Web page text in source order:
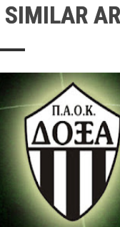
SIMILAR